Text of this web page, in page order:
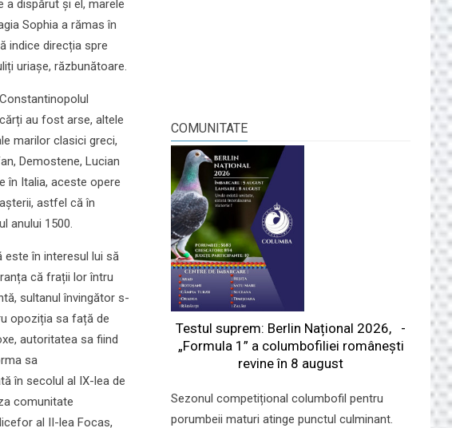
a dispărut și el, marele
Sophia a rămas în
indice direcția spre
uriașe, răzbunătoare.
au fost arse, altele
marilor clasici greci,
Demostene, Lucian
în Italia, aceste opere
astfel că în
anului 1500.
este în interesul lui să
că frații lor întru
sultanul învingător s-
opoziția sa față de
autoritatea sa fiind
sa
în secolul al IX-lea de
comunitate
al II-lea Focas,
COMUNITATE
Testul suprem: Berlin Național 2026, -
„Formula 1” a columbofiliei româneşti
revine în 8 august
Sezonul competițional columbofil pentru
porumbeii maturi atinge punctul culminant.